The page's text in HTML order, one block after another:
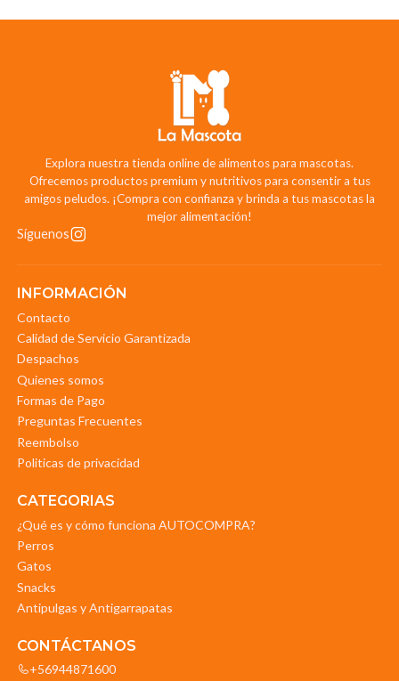
Explora nuestra tienda online de alimentos para mascotas.
Ofrecemos productos premium y nutritivos para consentir a tus
amigos peludos. ¡Compra con confianza y brinda a tus mascotas la
mejor alimentación!
Síguenos
INFORMACIÓN
Contacto
Calidad de Servicio Garantizada
Despachos
Quienes somos
Formas de Pago
Preguntas Frecuentes
Reembolso
Politicas de privacidad
CATEGORIAS
¿Qué es y cómo funciona AUTOCOMPRA?
Perros
Gatos
Snacks
Antipulgas y Antigarrapatas
CONTÁCTANOS
+56944871600